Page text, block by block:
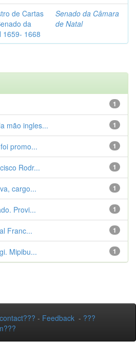
de Cartas
da
1659- 1668
Senado da Câmara
de Natal
1
1
mão ingles...
1
promo...
1
Rodr...
1
cargo...
1
Provi...
1
Franc...
1
Mipibu...
- Feedback - ???